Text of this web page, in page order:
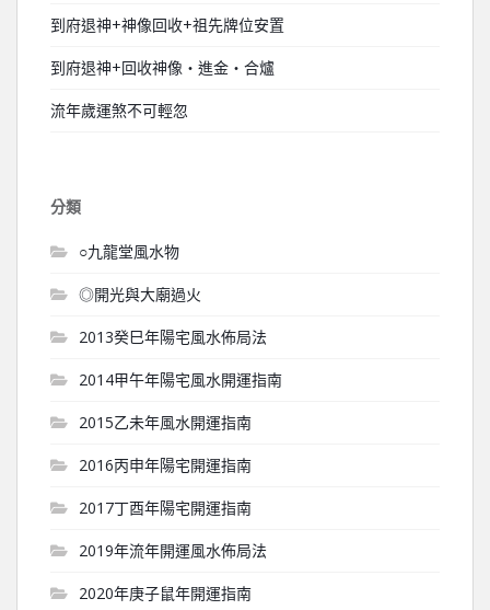
到府退神+神像回收+祖先牌位安置
到府退神+回收神像‧進金‧合爐
流年歲運煞不可輕忽
分類
○九龍堂風水物
◎開光與大廟過火
2013癸巳年陽宅風水佈局法
2014甲午年陽宅風水開運指南
2015乙未年風水開運指南
2016丙申年陽宅開運指南
2017丁酉年陽宅開運指南
2019年流年開運風水佈局法
2020年庚子鼠年開運指南